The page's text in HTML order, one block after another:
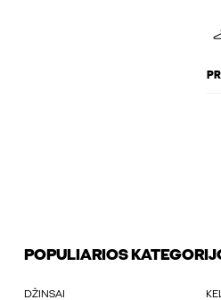
POPULIARIOS
DŽINSAI